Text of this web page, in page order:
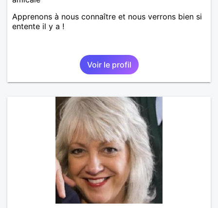
Apprenons à nous connaître et nous verrons bien si
entente il y a !
Voir le profil